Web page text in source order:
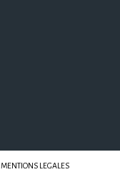
MENTIONS LEGALES